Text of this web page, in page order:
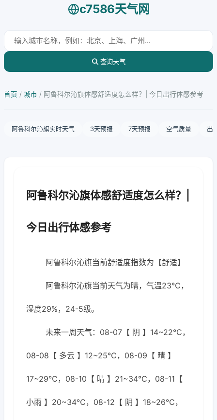
c7586天气网
查询天气
首页 / 城市 / 阿鲁科尔沁旗体感舒适度怎么样？| 今日出行体感参考
阿鲁科尔沁旗实时天气 3天预报 7天预报 空气质量 出
阿鲁科尔沁旗体感舒适度怎么样？|
今日出行体感参考
阿鲁科尔沁旗当前舒适度指数为【舒适】
阿鲁科尔沁旗当前天气为晴，气温23℃，
湿度29%，24-5级。
未来一周天气：08-07【 阴 】14~22℃，
08-08【 多云 】12~25℃，08-09【 晴 】
17~29℃，08-10【 晴 】21~34℃，08-11【
小雨 】20~34℃，08-12【 阴 】18~26℃，